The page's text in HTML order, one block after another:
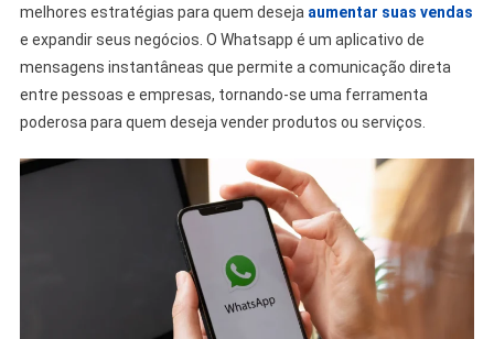
melhores estratégias para quem deseja aumentar suas vendas
e expandir seus negócios. O Whatsapp é um aplicativo de
mensagens instantâneas que permite a comunicação direta
entre pessoas e empresas, tornando-se uma ferramenta
poderosa para quem deseja vender produtos ou serviços.